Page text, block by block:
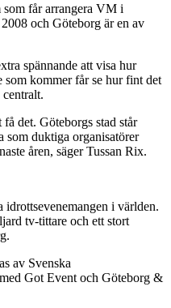
som får arrangera VM i
och Göteborg är en av
spännande att visa hur
kommer får se hur fint det
det. Göteborgs stad står
som duktiga organisatörer
åren, säger Tussan Rix.
i världen.
tv-tittare och ett stort
av Svenska
Got Event och Göteborg &